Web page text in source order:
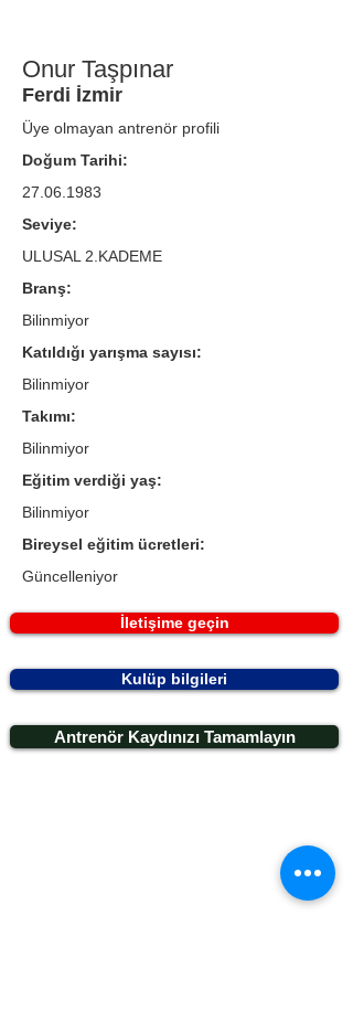
Onur Taşpınar
Ferdi İzmir
Üye olmayan antrenör profili
Doğum Tarihi:
27.06.1983
Seviye:
ULUSAL 2.KADEME
Branş:
Bilinmiyor
Katıldığı yarışma sayısı:
Bilinmiyor
Takımı:
Bilinmiyor
Eğitim verdiği yaş:
Bilinmiyor
Bireysel eğitim ücretleri:
Güncelleniyor
İletişime geçin
Kulüp bilgileri
Antrenör Kaydınızı Tamamlayın